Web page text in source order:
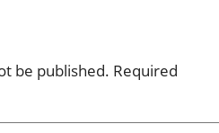
be published. Required